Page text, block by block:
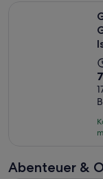
Abenteuer &